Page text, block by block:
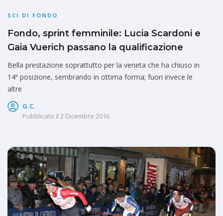
SCI DI FONDO
Fondo, sprint femminile: Lucia Scardoni e
Gaia Vuerich passano la qualificazione
Bella prestazione soprattutto per la veneta che ha chiuso in
14ª posizione, sembrando in ottima forma; fuori invece le
altre
G.C.
Pubblicato il 2 Dicembre 2016